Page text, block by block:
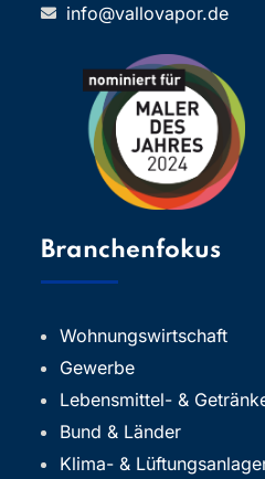
info@vallovapor.de
Branchenfokus
Wohnungswirtschaft
Gewerbe
Lebensmittel- &
Bund & Länder
Klima- &